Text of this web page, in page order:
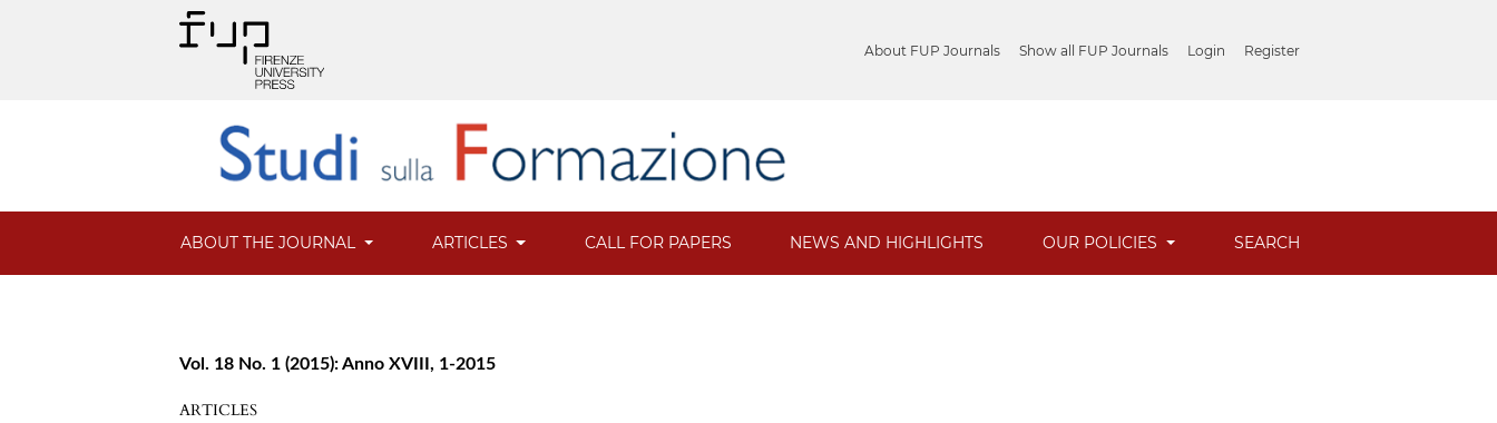
About FUP Journals Show all FUP Journals Login Register
ABOUT THE JOURNAL ARTICLES CALL FOR PAPERS NEWS AND HIGHLIGHTS OUR POLICIES SEARCH
Vol. 18 No. 1 (2015): Anno XVIII, 1-2015
ARTICLES